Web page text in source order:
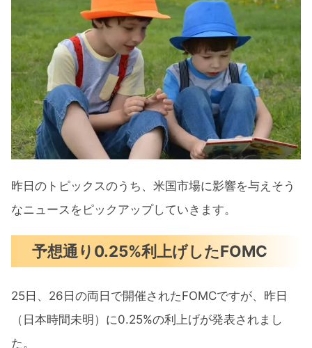
昨日のトピックスのうち、米国市場に影響を与えそう
なニュースをピックアップしていきます。
予想通り0.25%利上げしたFOMC
25日、26日の両日で開催されたFOMCですが、昨日
（日本時間未明）に0.25%の利上げが発表されまし
た。